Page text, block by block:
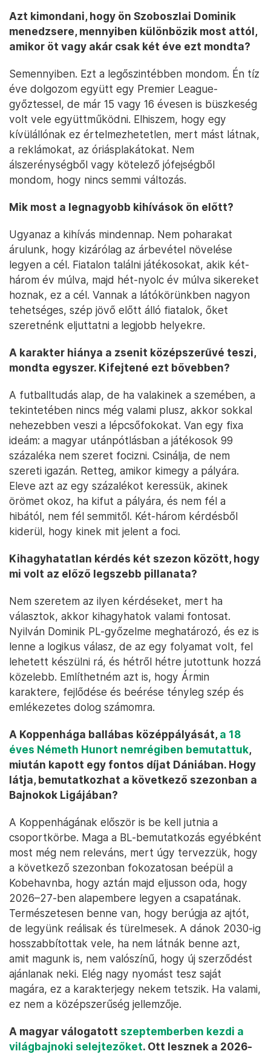
Azt kimondani, hogy ön Szoboszlai Dominik
menedzsere, mennyiben különbözik most attól,
amikor öt vagy akár csak két éve ezt mondta?
Semennyiben. Ezt a legőszintébben mondom. Én tíz
éve dolgozom együtt egy Premier League-
győztessel, de már 15 vagy 16 évesen is büszkeség
volt vele együttműködni. Elhiszem, hogy egy
kívülállónak ez értelmezhetetlen, mert mást látnak,
a reklámokat, az óriásplakátokat. Nem
álszerénységből vagy kötelező jófejségből
mondom, hogy nincs semmi változás.
Mik most a legnagyobb kihívások ön előtt?
Ugyanaz a kihívás mindennap. Nem poharakat
árulunk, hogy kizárólag az árbevétel növelése
legyen a cél. Fiatalon találni játékosokat, akik két-
három év múlva, majd hét-nyolc év múlva sikereket
hoznak, ez a cél. Vannak a látókörünkben nagyon
tehetséges, szép jövő előtt álló fiatalok, őket
szeretnénk eljuttatni a legjobb helyekre.
A karakter hiánya a zsenit középszerűvé teszi,
mondta egyszer. Kifejtené ezt bővebben?
A futballtudás alap, de ha valakinek a szemében, a
tekintetében nincs még valami plusz, akkor sokkal
nehezebben veszi a lépcsőfokokat. Van egy fixa
ideám: a magyar utánpótlásban a játékosok 99
százaléka nem szeret focizni. Csinálja, de nem
szereti igazán. Retteg, amikor kimegy a pályára.
Eleve azt az egy százalékot keressük, akinek
örömet okoz, ha kifut a pályára, és nem fél a
hibától, nem fél semmitől. Két-három kérdésből
kiderül, hogy kinek mit jelent a foci.
Kihagyhatatlan kérdés két szezon között, hogy
mi volt az előző legszebb pillanata?
Nem szeretem az ilyen kérdéseket, mert ha
választok, akkor kihagyhatok valami fontosat.
Nyilván Dominik PL-győzelme meghatározó, és ez is
lenne a logikus válasz, de az egy folyamat volt, fel
lehetett készülni rá, és hétről hétre jutottunk hozzá
közelebb. Említhetném azt is, hogy Ármin
karaktere, fejlődése és beérése tényleg szép és
emlékezetes dolog számomra.
A Koppenhága ballábas középpályását,a 18
éves Németh Hunort nemrégiben bemutattuk,
miután kapott egy fontos díjat Dániában. Hogy
látja, bemutatkozhat a következő szezonban a
Bajnokok Ligájában?
A Koppenhágának először is be kell jutnia a
csoportkörbe. Maga a BL-bemutatkozás egyébként
most még nem releváns, mert úgy tervezzük, hogy
a következő szezonban fokozatosan beépül a
Kobehavnba, hogy aztán majd eljusson oda, hogy
2026–27-ben alapembere legyen a csapatának.
Természetesen benne van, hogy berúgja az ajtót,
de legyünk reálisak és türelmesek. A dánok 2030-ig
hosszabbítottak vele, ha nem látnák benne azt,
amit magunk is, nem valószínű, hogy új szerződést
ajánlanak neki. Elég nagy nyomást tesz saját
magára, ez a karakterjegy nekem tetszik. Ha valami,
ez nem a középszerűség jellemzője.
A magyar válogatott szeptemberben kezdi a
világbajnoki selejtezőket. Ott lesznek a 2026-